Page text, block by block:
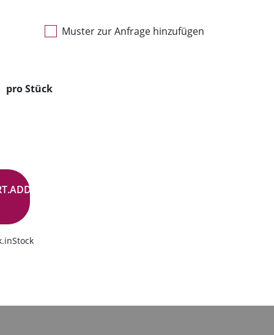
Muster zur Anfrage hinzufügen
pro Stück